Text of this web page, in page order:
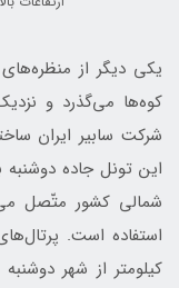
یکی دیگر از
شركت سابير ايران
اين تونل جاده
شمالی کشور متّصل
کیلومتر از شهر